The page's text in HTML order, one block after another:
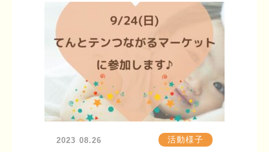
2023 08.26 活動様子